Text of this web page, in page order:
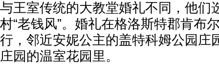
与王室传统的大教堂婚礼不同，他们
村“老钱风”。婚礼在格洛斯特郡肯布
行，邻近安妮公主的盖特科姆公园庄
庄园的温室花园里。